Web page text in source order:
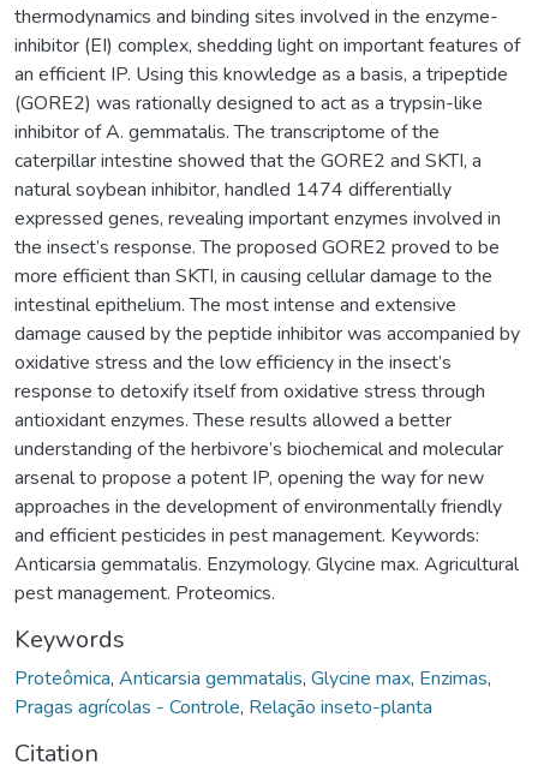
thermodynamics and binding sites involved in the enzyme-
inhibitor (EI) complex, shedding light on important features of
an efficient IP. Using this knowledge as a basis, a tripeptide
(GORE2) was rationally designed to act as a trypsin-like
inhibitor of A. gemmatalis. The transcriptome of the
caterpillar intestine showed that the GORE2 and SKTI, a
natural soybean inhibitor, handled 1474 differentially
expressed genes, revealing important enzymes involved in
the insect’s response. The proposed GORE2 proved to be
more efficient than SKTI, in causing cellular damage to the
intestinal epithelium. The most intense and extensive
damage caused by the peptide inhibitor was accompanied by
oxidative stress and the low efficiency in the insect’s
response to detoxify itself from oxidative stress through
antioxidant enzymes. These results allowed a better
understanding of the herbivore’s biochemical and molecular
arsenal to propose a potent IP, opening the way for new
approaches in the development of environmentally friendly
and efficient pesticides in pest management. Keywords:
Anticarsia gemmatalis. Enzymology. Glycine max. Agricultural
pest management. Proteomics.
Keywords
Proteômica, Anticarsia gemmatalis, Glycine max, Enzimas,
Pragas agrícolas - Controle, Relação inseto-planta
Citation